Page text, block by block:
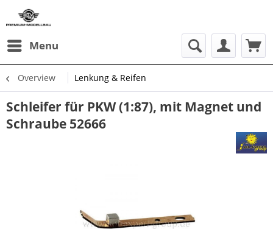
Menu
Overview Lenkung & Reifen
Schleifer für PKW (1:87), mit Magnet und
Schraube 52666